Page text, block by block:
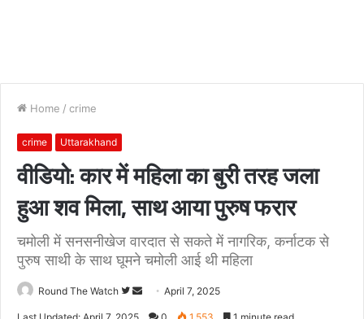
Home / crime
crime Uttarakhand
वीडियो: कार में महिला का बुरी तरह जला
हुआ शव मिला, साथ आया पुरुष फरार
चमोली में सनसनीखेज वारदात से सकते में नागरिक, कर्नाटक से
पुरुष साथी के साथ घूमने चमोली आई थी महिला
Round The Watch
Follow
Send
an
April 7, 2025